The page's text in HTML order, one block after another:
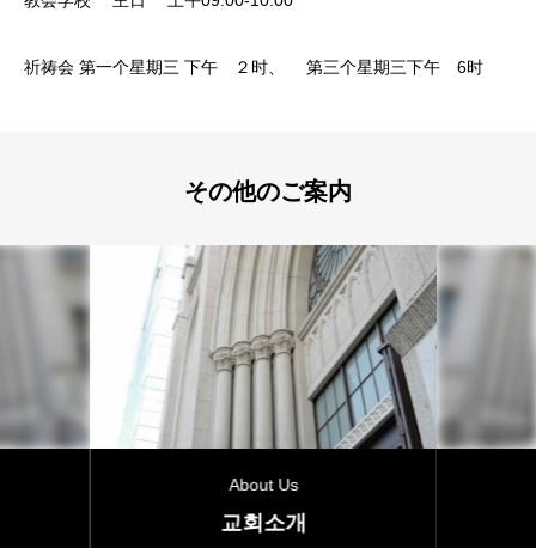
祈祷会 第一个星期三 下午 ２时、 第三个星期三下午 6时
その他のご案内